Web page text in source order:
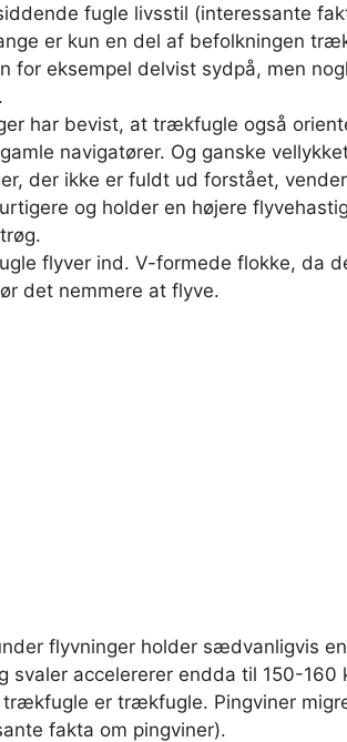
fugle livsstil (interessante
er kun en del af befolkningen
for eksempel delvist sydpå, men
har bevist, at trækfugle også
navigatører. Og ganske
der ikke er fuldt ud forstået,
og holder en højere
flyver ind. V-formede flokke, da
det nemmere at flyve.
flyvninger holder sædvanligvis
svaler accelererer endda til 150-160
trækfugle er trækfugle. Pingviner
fakta om pingviner).